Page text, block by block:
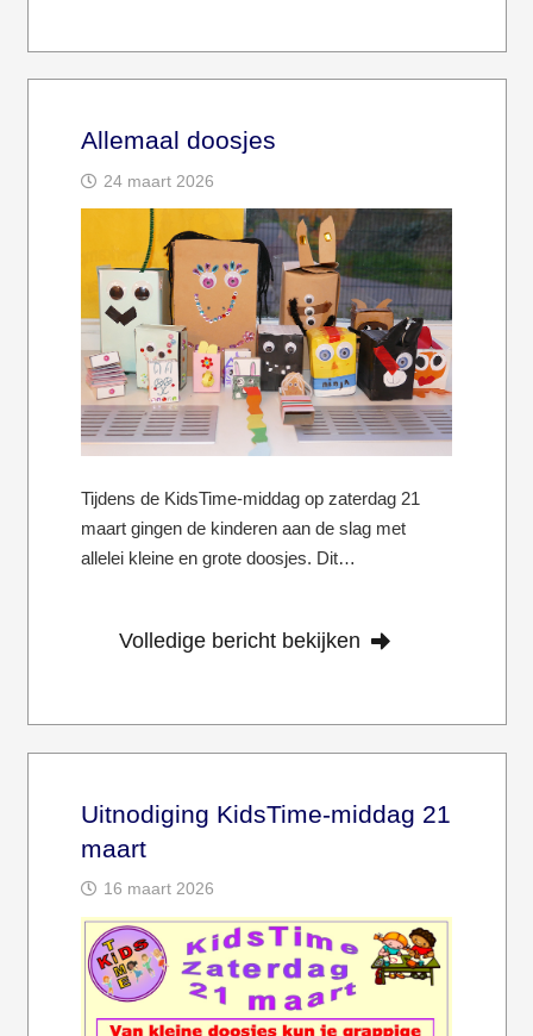
Allemaal doosjes
24 maart 2026
Tijdens de KidsTime-middag op zaterdag 21
maart gingen de kinderen aan de slag met
allelei kleine en grote doosjes. Dit…
Volledige bericht bekijken
Uitnodiging KidsTime-middag 21
maart
16 maart 2026